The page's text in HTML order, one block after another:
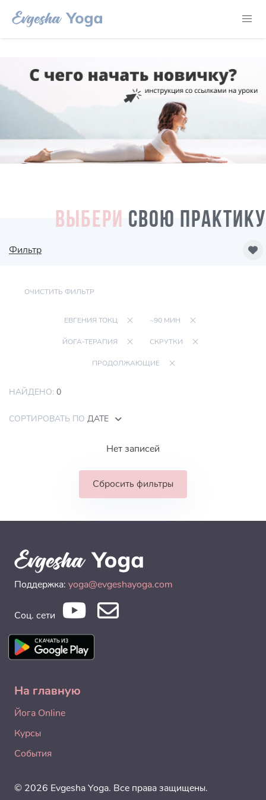
ВЫБЕРИ СВОЮ ПРАКТИКУ
Фильтр
ОЧИСТИТЬ ФИЛЬТР
ЕВГЕНИЯ ТОКЦ ~90 МИН
ЙОГА-ТЕРАПИЯ СКРУТКИ
ПРОДОЛЖАЮЩИЕ
НАЙДЕНО: 0
СОРТИРОВАТЬ ПО ДАТЕ
Нет записей
Сбросить фильтры
Поддержка: yoga@evgeshayoga.com
Соц. сети
На главную
Йога Online
Курсы
События
© 2026 Evgesha Yoga. Все права защищены.